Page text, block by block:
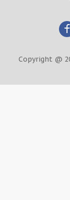
Copyright @